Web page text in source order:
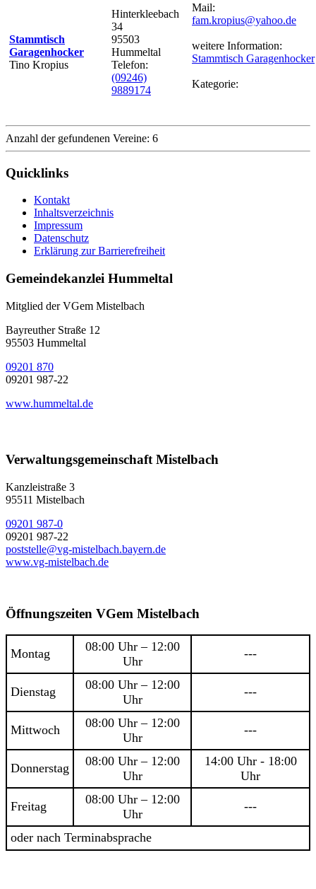
Stammtisch
Garagenhocker
Tino Kropius
Hinterkleebach
34
95503
Hummeltal
Telefon:
(09246)
9889174
Mail:
fam.kropius@yahoo.de
weitere Information:
Stammtisch Garagenhocker
Kategorie:
Anzahl der gefundenen Vereine: 6
Quicklinks
Kontakt
Inhaltsverzeichnis
Impressum
Datenschutz
Erklärung zur Barrierefreiheit
Gemeindekanzlei Hummeltal
Mitglied der VGem Mistelbach
Bayreuther Straße 12
95503 Hummeltal
09201 870
09201 987-22
www.hummeltal.de
Verwaltungsgemeinschaft Mistelbach
Kanzleistraße 3
95511 Mistelbach
09201 987-0
09201 987-22
poststelle@vg-mistelbach.bayern.de
www.vg-mistelbach.de
Öffnungszeiten VGem Mistelbach
Montag
08:00 Uhr – 12:00
Uhr
---
Dienstag
08:00 Uhr – 12:00
Uhr
---
Mittwoch
08:00 Uhr – 12:00
Uhr
---
Donnerstag
08:00 Uhr – 12:00
Uhr
14:00 Uhr - 18:00
Uhr
Freitag
08:00 Uhr – 12:00
Uhr
---
oder nach Terminabsprache